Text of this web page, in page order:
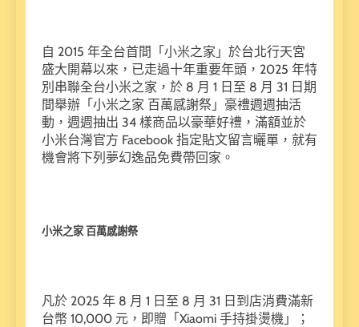
自 2015 年全台首間「小米之家」於台北行天宮
盛大開幕以來，已走過十年重要年頭，2025 年特
別串聯全台小米之家，於 8 月 1 日至 8 月 31 日期
間舉辦「小米之家 百萬感謝祭」豪禮週週抽活
動，週週抽出 34 樣商品以豪華好禮，滿額並於
小米台灣官方 Facebook 指定貼文留言曬單，就有
機會將下列夢幻逸品免費帶回家。
小米之家 百萬感謝祭
凡於 2025 年 8 月 1 日至 8 月 31 日到店消費滿新
台幣 10,000 元，即贈「Xiaomi 手持掛燙機」；